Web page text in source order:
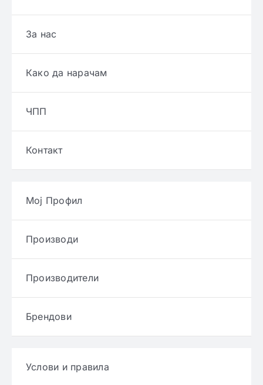
За нас
Како да нарачам
ЧПП
Контакт
Мој Профил
Производи
Производители
Брендови
Услови и правила